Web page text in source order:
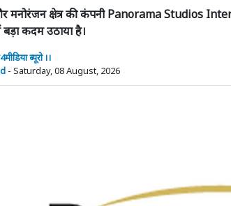
मनोरंजन क्षेत्र की कंपनी Panorama Studios
कदम उठाया है।
ब्यूरो ।।
- Saturday, 08 August, 2026